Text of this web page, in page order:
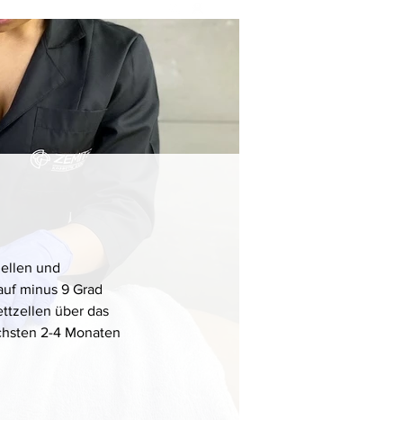
und
minus 9 Grad
über das
2-4 Monaten